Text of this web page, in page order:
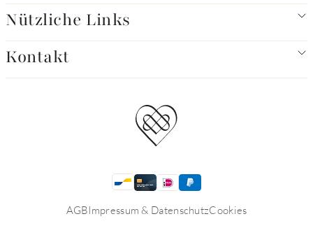
Nützliche Links
Kontakt
AGBImpressum & DatenschutzCookies